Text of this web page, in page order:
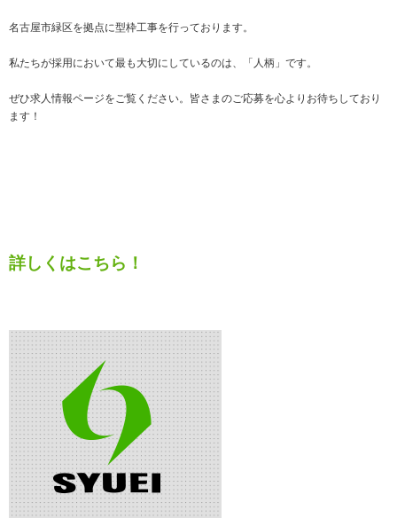
名古屋市緑区を拠点に型枠工事を行っております。
私たちが採用において最も大切にしているのは、「人柄」です。
ぜひ求人情報ページをご覧ください。皆さまのご応募を心よりお待ちしており
ます！
詳しくはこちら！